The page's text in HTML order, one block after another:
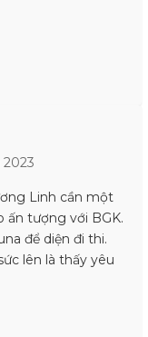
Linh cần một
ấn tượng với BGK.
để diện đi thi.
lên là thấy yêu